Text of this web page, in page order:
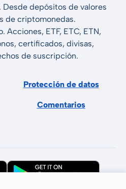
Desde depósitos de valores
de criptomonedas.
Acciones, ETF, ETC, ETN,
certificados, divisas,
de suscripción.
Protección de datos
Comentarios